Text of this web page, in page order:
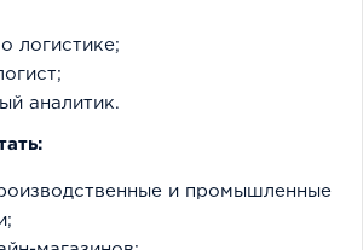
логистике;
аналитик.
и промышленные